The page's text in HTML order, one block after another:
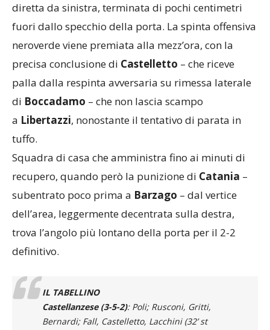
provarci, sfiorando l’incrocio dei pali su punizione
diretta da sinistra, terminata di pochi centimetri
fuori dallo specchio della porta. La spinta offensiva
neroverde viene premiata alla mezz’ora, con la
precisa conclusione diCastelletto– che riceve
palla dalla respinta avversaria su rimessa laterale
diBoccadamo– che non lascia scampo
aLibertazzi
tuffo.
Squadra di casa che amministra fino ai minuti di
recupero, quando però la punizione diCatania
subentrato poco prima aBarzago– dal vertice
dell’area, leggermente decentrata sulla destra,
trova l’angolo più lontano della porta per il 2-2
definitivo.
IL TABELLINO